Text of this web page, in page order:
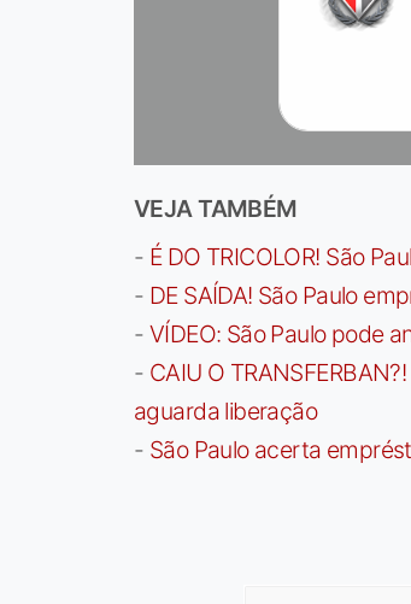
VEJA TAMBÉM
- É DO TRICOLOR! São
- DE SAÍDA! São Paulo
- VÍDEO: São Paulo pode
- CAIU O
aguarda liberação
- São Paulo acerta